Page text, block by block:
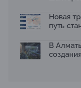
Қазақстан»:
отходам
08.07.2026
Ко Дню столицы в
общественных
06.07.2026
Новая
путь
В